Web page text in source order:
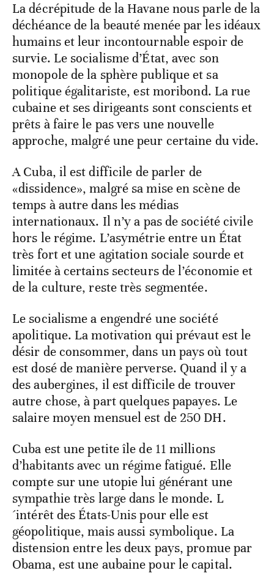
La décrépitude de la Havane nous parle de la
déchéance de la beauté menée par les idéaux
humains et leur incontournable espoir de
survie. Le socialisme d’État, avec son
monopole de la sphère publique et sa
politique égalitariste, est moribond. La rue
cubaine et ses dirigeants sont conscients et
prêts à faire le pas vers une nouvelle
approche, malgré une peur certaine du vide.
A Cuba, il est difficile de parler de
«dissidence», malgré sa mise en scène de
temps à autre dans les médias
internationaux. Il n’y a pas de société civile
hors le régime. L’asymétrie entre un État
très fort et une agitation sociale sourde et
limitée à certains secteurs de l’économie et
de la culture, reste très segmentée.
Le socialisme a engendré une société
apolitique. La motivation qui prévaut est le
désir de consommer, dans un pays où tout
est dosé de manière perverse. Quand il y a
des aubergines, il est difficile de trouver
autre chose, à part quelques papayes. Le
salaire moyen mensuel est de 250 DH.
Cuba est une petite île de 11 millions
d’habitants avec un régime fatigué. Elle
compte sur une utopie lui générant une
sympathie très large dans le monde. L
´intérêt des États-Unis pour elle est
géopolitique, mais aussi symbolique. La
distension entre les deux pays, promue par
Obama, est une aubaine pour le capital.